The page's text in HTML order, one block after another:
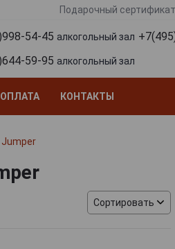
Подарочный сертификат
54-45 алкогольный зал
59-95 алкогольный зал
КОНТАКТЫ
Сортировать